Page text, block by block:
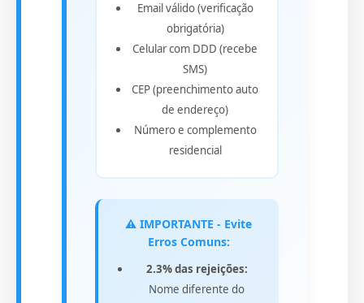
Email válido (verificação
obrigatória)
Celular com DDD (recebe
SMS)
CEP (preenchimento auto
de endereço)
Número e complemento
residencial
⚠️ IMPORTANTE - Evite
Erros Comuns:
2.3% das rejeições:
Nome diferente do